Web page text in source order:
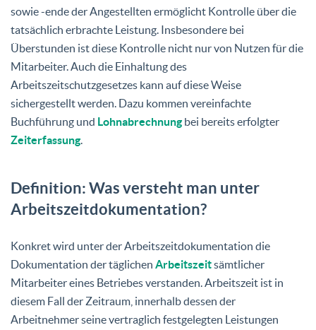
sowie -ende der Angestellten ermöglicht Kontrolle über die
tatsächlich erbrachte Leistung. Insbesondere bei
Überstunden ist diese Kontrolle nicht nur von Nutzen für die
Mitarbeiter. Auch die Einhaltung des
Arbeitszeitschutzgesetzes kann auf diese Weise
sichergestellt werden. Dazu kommen vereinfachte
Buchführung und Lohnabrechnungbei bereits erfolgter
Zeiterfassung.
Definition: Was versteht man unter
Arbeitszeitdokumentation?
Konkret wird unter der Arbeitszeitdokumentation die
Dokumentation der täglichen Arbeitszeitsämtlicher
Mitarbeiter eines Betriebes verstanden. Arbeitszeit ist in
diesem Fall der Zeitraum, innerhalb dessen der
Arbeitnehmer seine vertraglich festgelegten Leistungen